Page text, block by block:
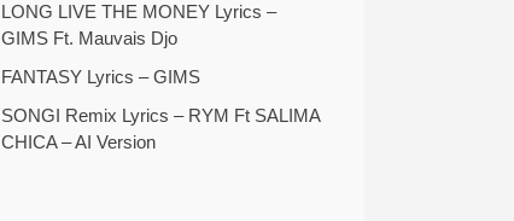
LONG LIVE THE MONEY Lyrics –
GIMS Ft. Mauvais Djo
FANTASY Lyrics – GIMS
SONGI Remix Lyrics – RYM Ft SALIMA
CHICA – AI Version